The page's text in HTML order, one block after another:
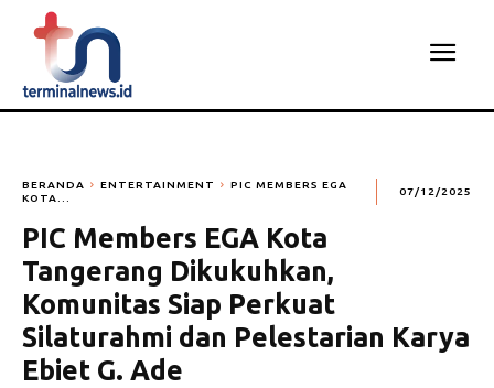
BERANDA ENTERTAINMENT
PIC MEMBERS EGA
KOTA...
07/12/2025
PIC Members EGA Kota
Tangerang Dikukuhkan,
Komunitas Siap Perkuat
Silaturahmi dan Pelestarian Karya
Ebiet G. Ade